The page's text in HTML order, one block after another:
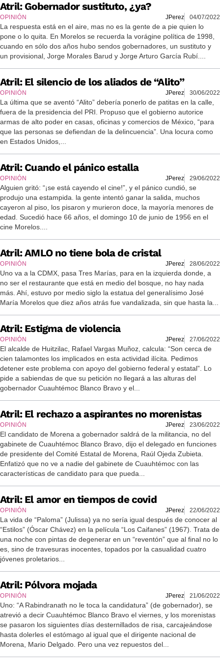
Atril: Gobernador sustituto, ¿ya?
OPINIÓN JPerez 04/07/2022
La respuesta está en el aire, mas no es la gente de a pie quien lo
pone o lo quita. En Morelos se recuerda la vorágine política de 1998,
cuando en sólo dos años hubo sendos gobernadores, un sustituto y
un provisional, Jorge Morales Barud y Jorge Arturo García Rubí....
Atril: El silencio de los aliados de “Alito”
OPINIÓN JPerez 30/06/2022
La última que se aventó “Alito” debería ponerlo de patitas en la calle,
fuera de la presidencia del PRI. Propuso que el gobierno autorice
armas de alto poder en casas, oficinas y comercios de México, “para
que las personas se defiendan de la delincuencia”. Una locura como
en Estados Unidos,...
Atril: Cuando el pánico estalla
OPINIÓN JPerez 29/06/2022
Alguien gritó: “¡se está cayendo el cine!”, y el pánico cundió, se
produjo una estampida. la gente intentó ganar la salida, muchos
cayeron al piso, los pisaron y murieron doce, la mayoría menores de
edad. Sucedió hace 66 años, el domingo 10 de junio de 1956 en el
cine Morelos....
Atril: AMLO no tiene bola de cristal
OPINIÓN JPerez 28/06/2022
Uno va a la CDMX, pasa Tres Marías, para en la izquierda donde, a
no ser el restaurante que está en medio del bosque, no hay nada
más. Ahí, estuvo por medio siglo la estatua del generalísimo José
María Morelos que diez años atrás fue vandalizada, sin que hasta la...
Atril: Estigma de violencia
OPINIÓN JPerez 27/06/2022
El alcalde de Huitzilac, Rafael Vargas Muñoz, calcula: “Son cerca de
cien talamontes los implicados en esta actividad ilícita. Pedimos
detener este problema con apoyo del gobierno federal y estatal”. Lo
pide a sabiendas de que su petición no llegará a las alturas del
gobernador Cuauhtémoc Blanco Bravo y el...
Atril: El rechazo a aspirantes no morenistas
OPINIÓN JPerez 23/06/2022
El candidato de Morena a gobernador saldrá de la militancia, no del
gabinete de Cuauhtémoc Blanco Bravo, dijo el delegado en funciones
de presidente del Comité Estatal de Morena, Raúl Ojeda Zubieta.
Enfatizó que no ve a nadie del gabinete de Cuauhtémoc con las
características de candidato para que pueda...
Atril: El amor en tiempos de covid
OPINIÓN JPerez 22/06/2022
La vida de “Paloma” (Julissa) ya no sería igual después de conocer al
“Estilos” (Óscar Chávez) en la película “Los Caifanes” (1967). Trata de
una noche con pintas de degenerar en un “reventón” que al final no lo
es, sino de travesuras inocentes, topados por la casualidad cuatro
jóvenes proletarios...
Atril: Pólvora mojada
OPINIÓN JPerez 21/06/2022
Uno: “A Rabindranath no le toca la candidatura” (de gobernador), se
atrevió a decir Cuauhtémoc Blanco Bravo el viernes, y los morenistas
se pasaron los siguientes días desternillados de risa, carcajeándose
hasta dolerles el estómago al igual que el dirigente nacional de
Morena, Mario Delgado. Pero una vez repuestos del...